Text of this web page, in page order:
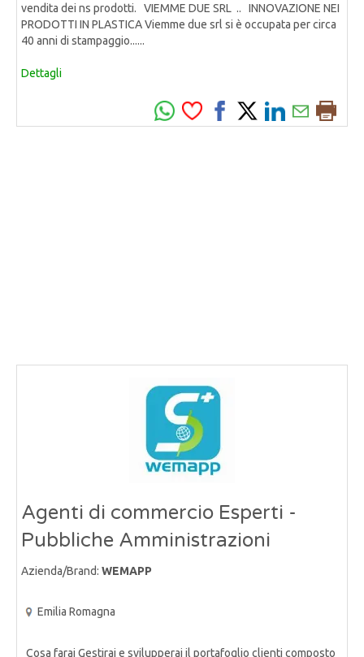
vendita dei ns prodotti. VIEMME DUE SRL .. INNOVAZIONE NEI
PRODOTTI IN PLASTICA Viemme due srl si è occupata per circa
40 anni di stampaggio......
Dettagli
Agenti di commercio Esperti -
Pubbliche Amministrazioni
Azienda/Brand: WEMAPP
Emilia Romagna
Cosa farai Gestirai e svilupperai il portafoglio clienti composto